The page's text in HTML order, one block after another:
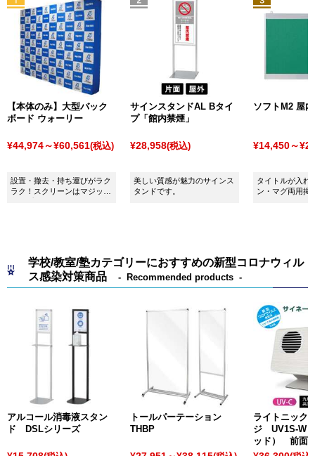
【本体のみ】大型バック
ボード ウォーリー
¥44,974～¥60,561(税込)
設置・撤去・持ち運びがラク
ラク！スクリーンはマジック
サインスタンドAL Bタイ
プ「館内禁煙」
¥28,958(税込)
美しい質感が魅力のサインス
タンドです。
ソフトM2 屋
¥14,450～
タイトルが入れ
ン・マグ両用掲
学校/教室/塾カテゴリーにおすすめの新型コロナウィル
ス感染対策商品
Recommended products
アルコール消毒液スタン
ド DSLシリーズ
トールパーテーション
THBP
ライトニック
ジ UV1S-W
ッド） 前面